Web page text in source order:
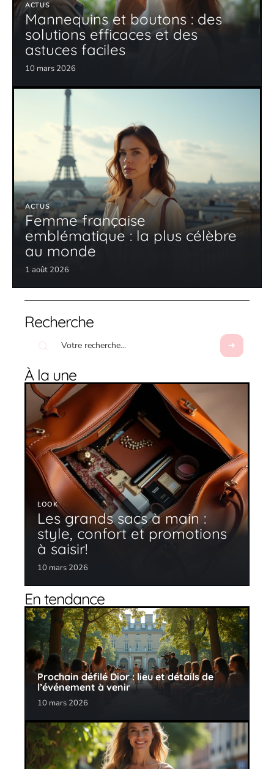
ACTUS
Mannequins et boutons : des
solutions efficaces et des
astuces faciles
10 mars 2026
ACTUS
Femme française
emblématique : la plus célèbre
au monde
1 août 2026
Recherche
À la une
LOOK
Les grands sacs à main :
style, confort et promotions
à saisir!
10 mars 2026
En tendance
Prochain défilé Dior : lieu et détails de
l’événement à venir
10 mars 2026